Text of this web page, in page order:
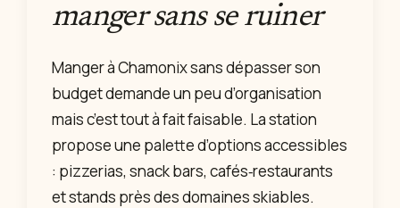
manger sans se ruiner
Manger à Chamonix sans dépasser son
budget demande un peu d’organisation
mais c’est tout à fait faisable. La station
propose une palette d’options accessibles
: pizzerias, snack bars, cafés‑restaurants
et stands près des domaines skiables.